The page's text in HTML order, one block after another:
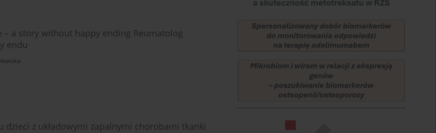
a story without happy ending Reumatolog
endu
z układowymi zapalnymi chorobami tkanki